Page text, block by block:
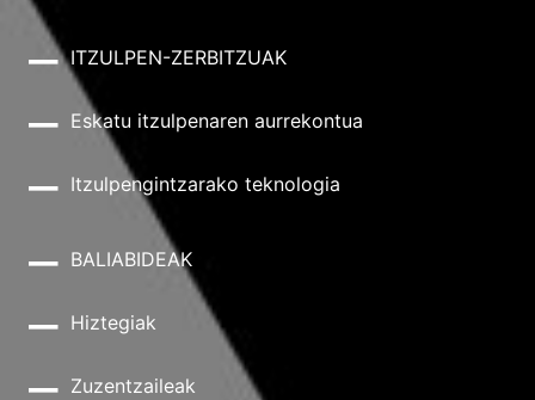
ITZULPEN-ZERBITZUAK
Eskatu itzulpenaren aurrekontua
Itzulpengintzarako teknologia
BALIABIDEAK
Hiztegiak
Zuzentzaileak